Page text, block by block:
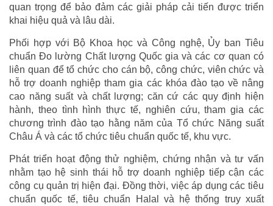
quan trọng để bảo đảm các giải pháp cải tiến được triển
khai hiệu quả và lâu dài.
Phối hợp với Bộ Khoa học và Công nghệ, Ủy ban Tiêu
chuẩn Đo lường Chất lượng Quốc gia và các cơ quan có
liên quan để tổ chức cho cán bộ, công chức, viên chức và
hỗ trợ doanh nghiệp tham gia các khóa đào tạo về nâng
cao năng suất và chất lượng; căn cứ các quy định hiện
hành, theo tình hình thực tế, nghiên cứu, tham gia các
chương trình đào tạo hằng năm của Tổ chức Năng suất
Châu Á và các tổ chức tiêu chuẩn quốc tế, khu vực.
Phát triển hoạt động thử nghiệm, chứng nhận và tư vấn
nhằm tạo hệ sinh thái hỗ trợ doanh nghiệp tiếp cận các
công cụ quản trị hiện đại. Đồng thời, việc áp dụng các tiêu
chuẩn quốc tế, tiêu chuẩn Halal và hệ thống truy xuất